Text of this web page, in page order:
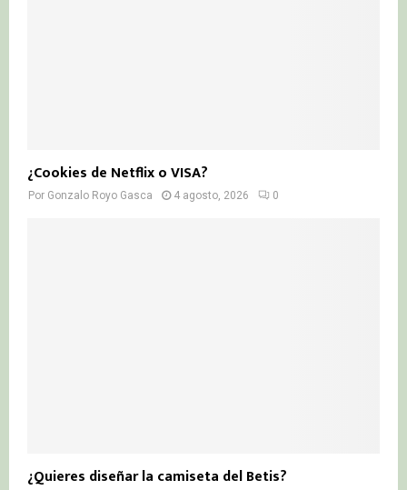
¿Cookies de Netflix o VISA?
Por Gonzalo Royo Gasca 4 agosto, 2026 0
¿Quieres diseñar la camiseta del Betis?